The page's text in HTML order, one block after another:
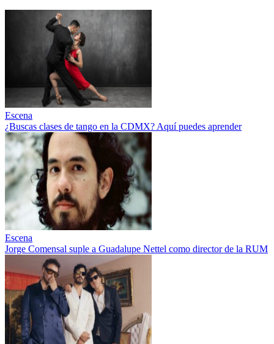
Escena
¿Buscas clases de tango en la CDMX? Aquí puedes aprender
Escena
Jorge Comensal suple a Guadalupe Nettel como director de la RUM